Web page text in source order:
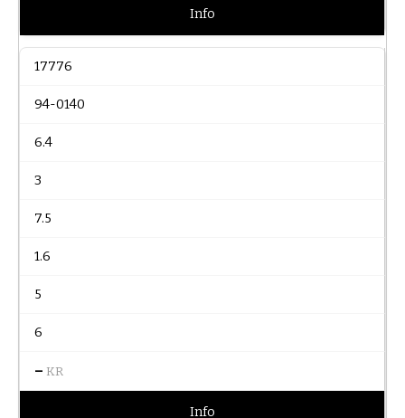
Info
17776
94-0140
6.4
3
7.5
1.6
5
6
– KR
Info